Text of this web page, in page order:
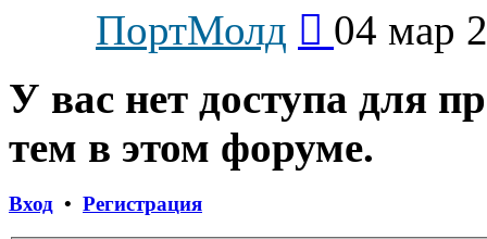
ПортМолд
последнему
04 мар
У вас нет доступа для
тем в этом форуме.
Вход • Регистрация